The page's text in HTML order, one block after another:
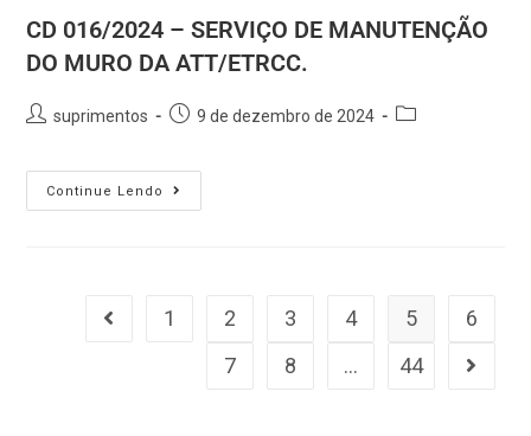
CD 016/2024 – SERVIÇO DE MANUTENÇÃO
DO MURO DA ATT/ETRCC.
suprimentos 9 de dezembro de 2024
Continue Lendo
1 2 3 4 5
6
7
8 … 44